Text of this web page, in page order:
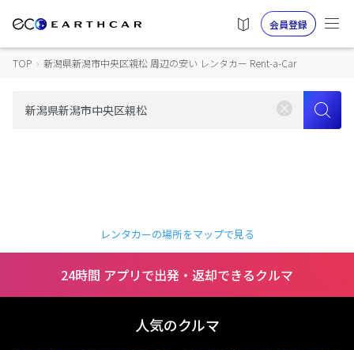
会員登録
TOP › 新潟県新潟市中央区親松 周辺の安い レンタカー Rent-a-Car
レンタカーの場所をマップで見る
24時間 アプリで出発・返却できるクルマ
人気のクルマ